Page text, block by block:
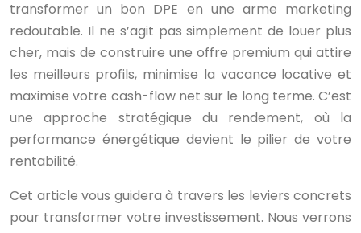
transformer un bon DPE en une arme marketing
redoutable. Il ne s’agit pas simplement de louer plus
cher, mais de construire une offre premium qui attire
les meilleurs profils, minimise la vacance locative et
maximise votre cash-flow net sur le long terme. C’est
une approche stratégique du rendement, où la
performance énergétique devient le pilier de votre
rentabilité.
Cet article vous guidera à travers les leviers concrets
pour transformer votre investissement. Nous verrons